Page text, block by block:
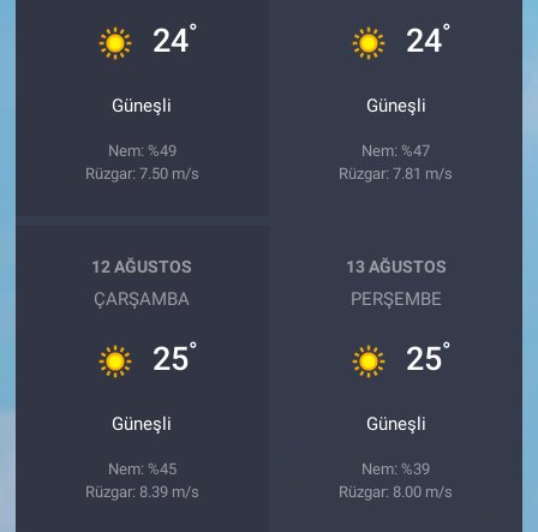
24°
Güneşli
Nem: %49
Rüzgar: 7.50 m/s
24°
Güneşli
Nem: %47
Rüzgar: 7.81 m/s
12 AĞUSTOS
ÇARŞAMBA
25°
Güneşli
Nem: %45
Rüzgar: 8.39 m/s
13 AĞUSTOS
PERŞEMBE
25°
Güneşli
Nem: %39
Rüzgar: 8.00 m/s